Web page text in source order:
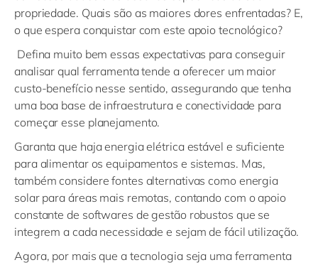
propriedade. Quais são as maiores dores enfrentadas? E,
o que espera conquistar com este apoio tecnológico?
Defina muito bem essas expectativas para conseguir
analisar qual ferramenta tende a oferecer um maior
custo-benefício nesse sentido, assegurando que tenha
uma boa base de infraestrutura e conectividade para
começar esse planejamento.
Garanta que haja energia elétrica estável e suficiente
para alimentar os equipamentos e sistemas. Mas,
também considere fontes alternativas como energia
solar para áreas mais remotas, contando com o apoio
constante de softwares de gestão robustos que se
integrem a cada necessidade e sejam de fácil utilização.
Agora, por mais que a tecnologia seja uma ferramenta